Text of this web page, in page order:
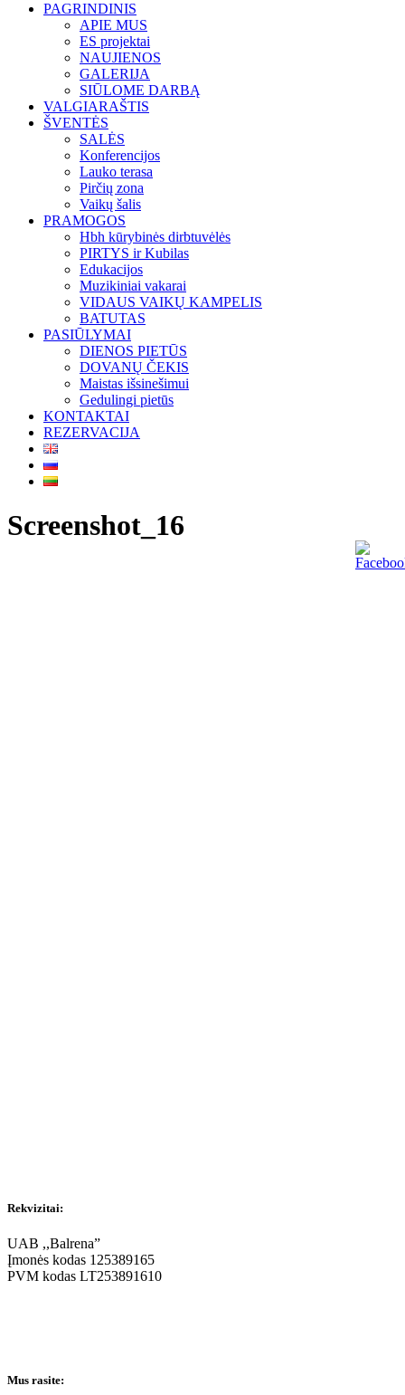
PAGRINDINIS
APIE MUS
ES projektai
NAUJIENOS
GALERIJA
SIŪLOME DARBĄ
VALGIARAŠTIS
ŠVENTĖS
SALĖS
Konferencijos
Lauko terasa
Pirčių zona
Vaikų šalis
PRAMOGOS
Hbh kūrybinės dirbtuvėlės
PIRTYS ir Kubilas
Edukacijos
Muzikiniai vakarai
VIDAUS VAIKŲ KAMPELIS
BATUTAS
PASIŪLYMAI
DIENOS PIETŪS
DOVANŲ ČEKIS
Maistas išsinešimui
Gedulingi pietūs
KONTAKTAI
REZERVACIJA
Screenshot_16
Rekvizitai:
UAB ,,Balrena”
Įmonės kodas 125389165
PVM kodas LT253891610
Mus rasite: